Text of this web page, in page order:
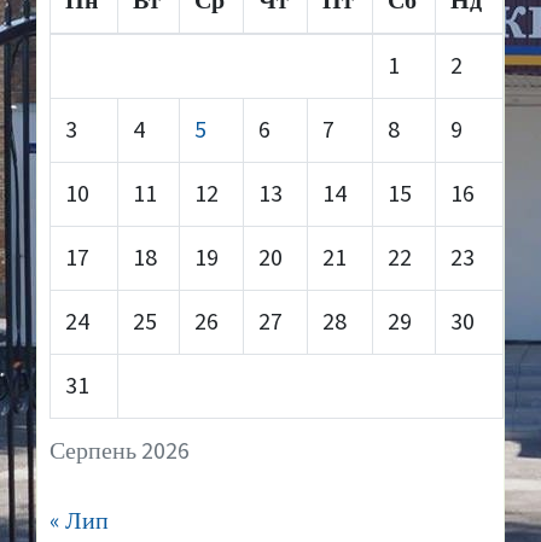
Серпень 2026
1 2
3 4 5 6 7 8 9
10 11 12 13 14 15 16
17 18 19 20 21 22 23
24 25 26 27 28 29 30
31
« Лип